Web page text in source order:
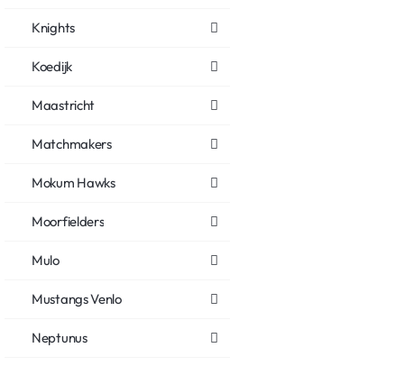
Knights
Koedijk
Maastricht
Matchmakers
Mokum Hawks
Moorfielders
Mulo
Mustangs Venlo
Neptunus